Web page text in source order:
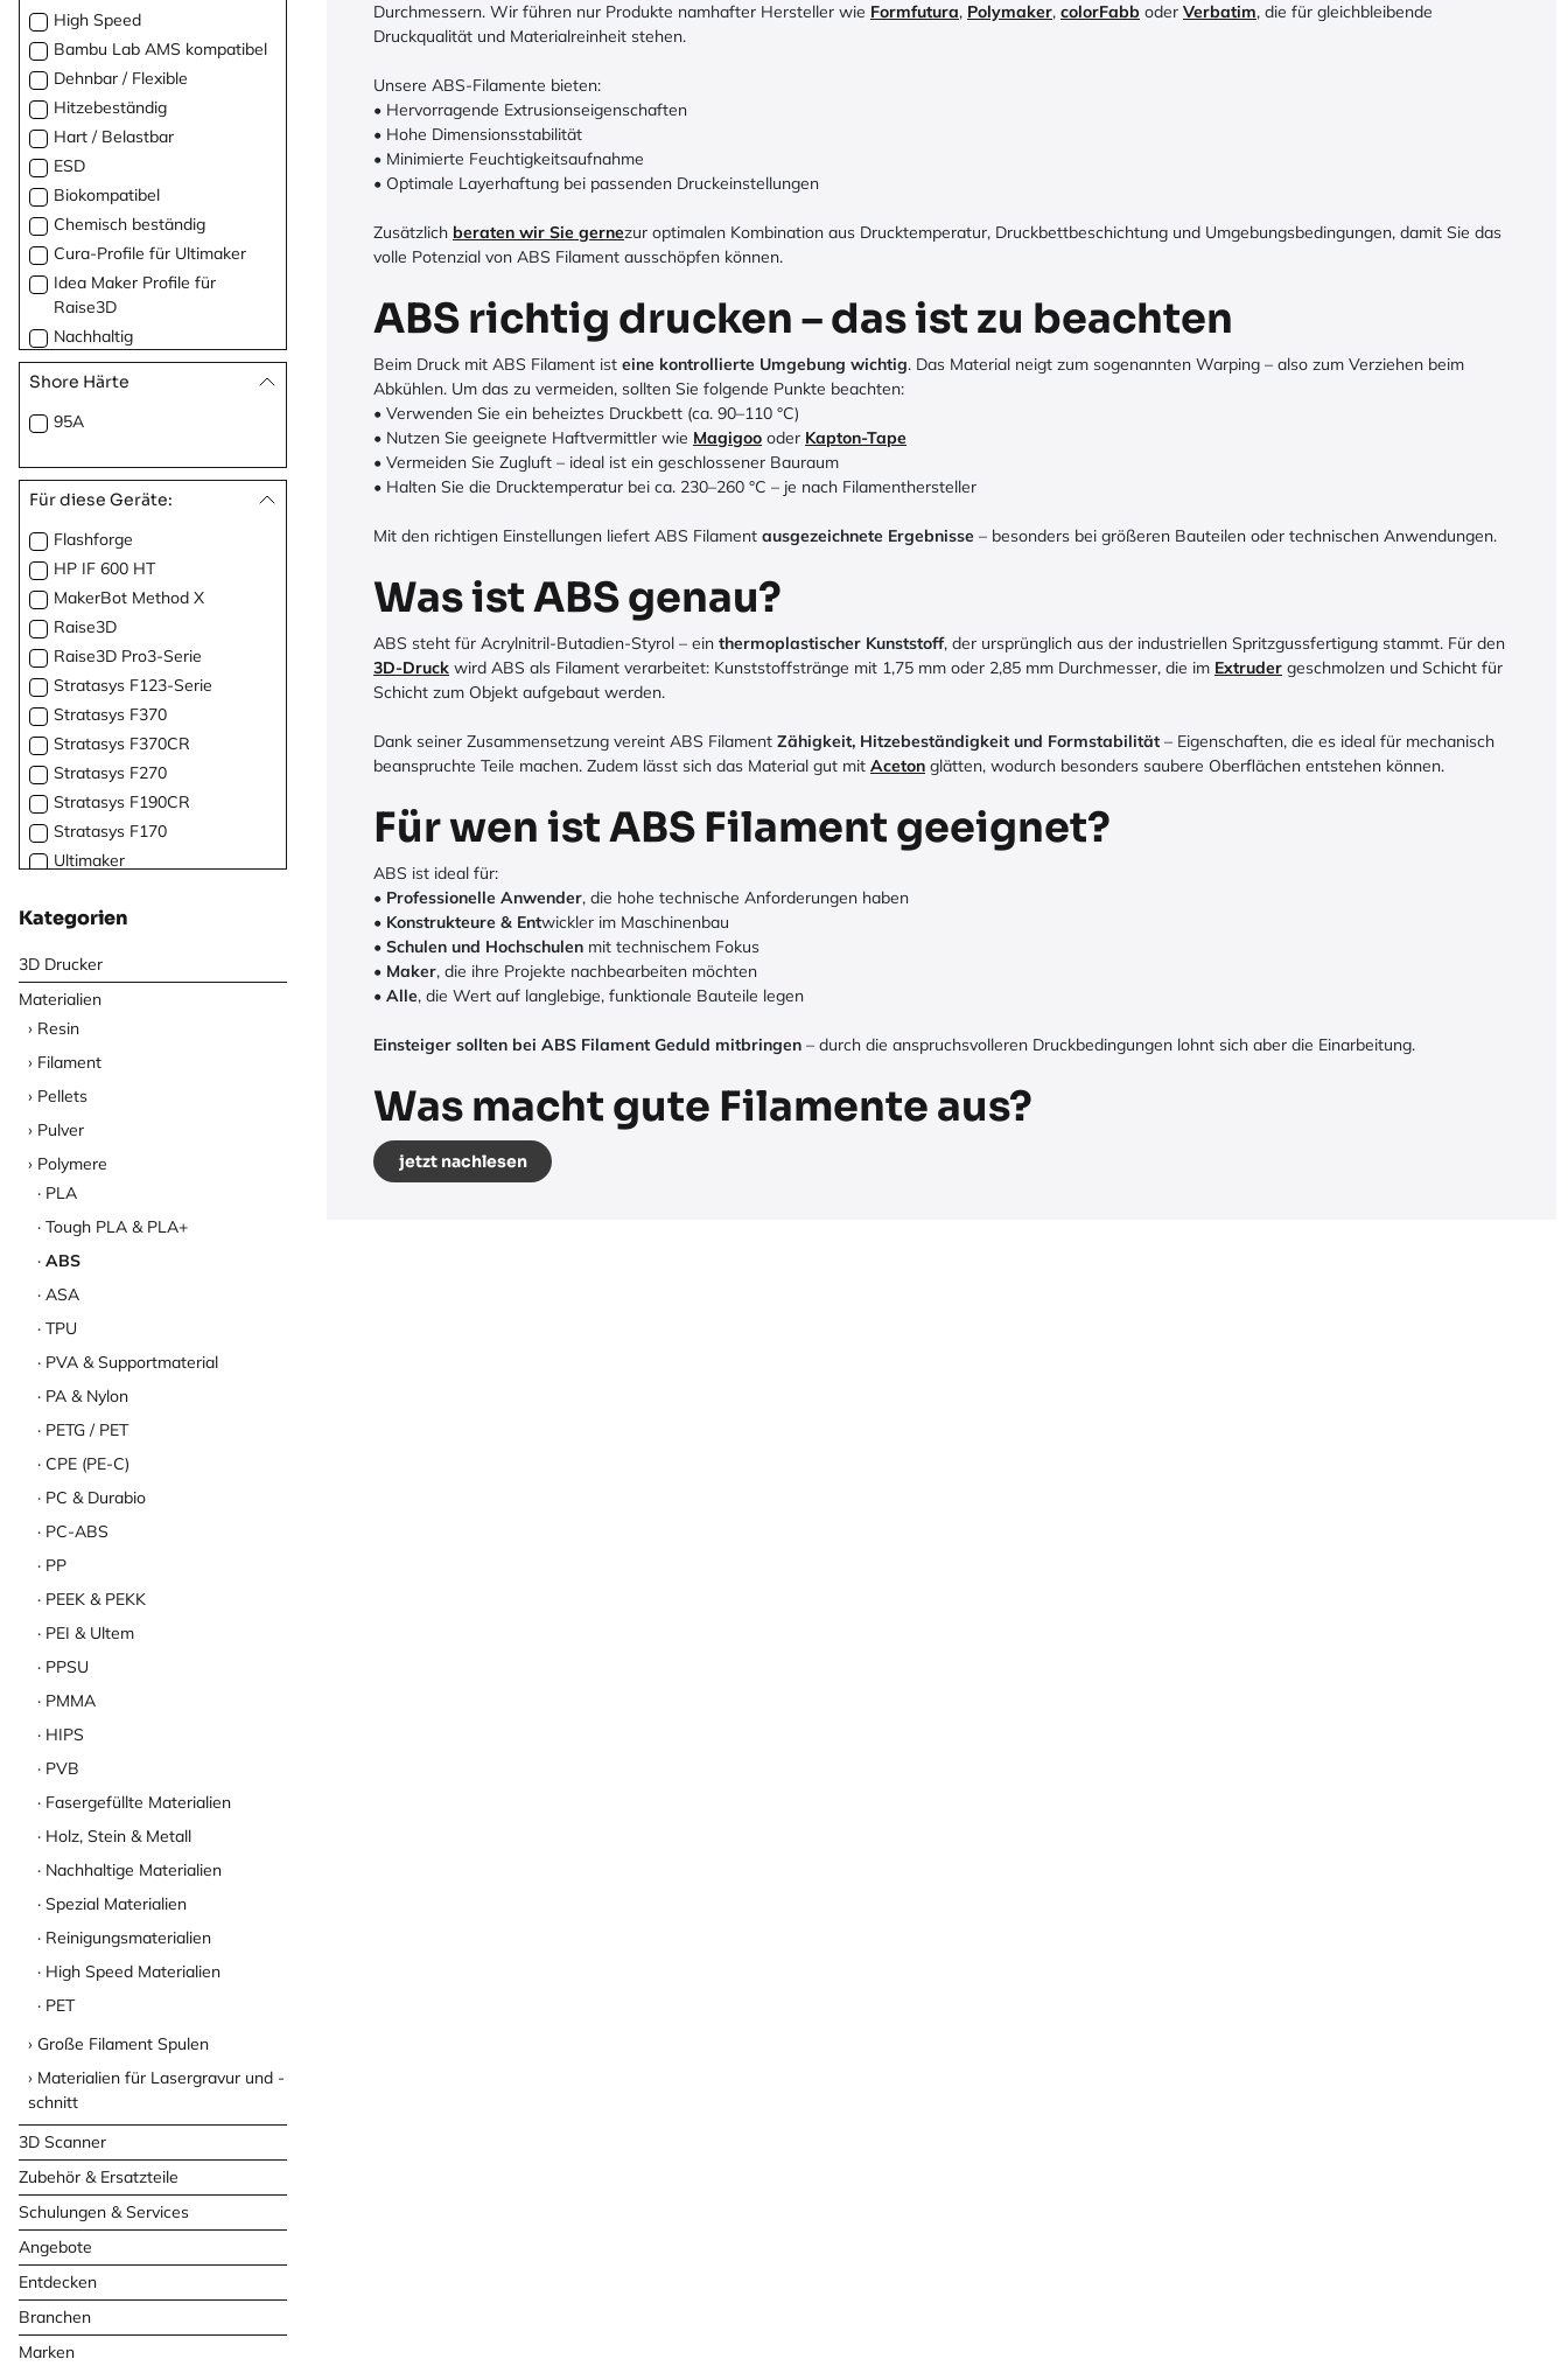
High Speed
Bambu Lab AMS kompatibel
Dehnbar / Flexible
Hitzebeständig
Hart / Belastbar
ESD
Biokompatibel
Chemisch beständig
Cura-Profile für Ultimaker
Idea Maker Profile für
Raise3D
Nachhaltig
Auf Pappspule
Dekorativ
Geruchlos
Glänzend
Shore Härte
95A
Für diese Geräte:
Flashforge
HP IF 600 HT
MakerBot Method X
Raise3D
Raise3D Pro3-Serie
Stratasys F123-Serie
Stratasys F370
Stratasys F370CR
Stratasys F270
Stratasys F190CR
Stratasys F170
Ultimaker
Kategorien
3D Drucker
Materialien
Resin
Filament
Pellets
Pulver
Polymere
PLA
Tough PLA & PLA+
ABS
ASA
TPU
PVA & Supportmaterial
PA & Nylon
PETG / PET
CPE (PE-C)
PC & Durabio
PC-ABS
PP
PEEK & PEKK
PEI & Ultem
PPSU
PMMA
HIPS
PVB
Fasergefüllte Materialien
Holz, Stein & Metall
Nachhaltige Materialien
Spezial Materialien
Reinigungsmaterialien
High Speed Materialien
PET
Große Filament Spulen
Materialien für Lasergravur und -
schnitt
3D Scanner
Zubehör & Ersatzteile
Schulungen & Services
Angebote
Entdecken
Branchen
Marken
Durchmessern. Wir führen nur Produkte namhafter Hersteller wie Formfutura, Polymaker, colorFabb oder Verbatim, die für gleichbleibende
Druckqualität und Materialreinheit stehen.
Unsere ABS-Filamente bieten:
• Hervorragende Extrusionseigenschaften
• Hohe Dimensionsstabilität
• Minimierte Feuchtigkeitsaufnahme
• Optimale Layerhaftung bei passenden Druckeinstellungen
Zusätzlich beraten wir Sie gernezur optimalen Kombination aus Drucktemperatur, Druckbettbeschichtung und Umgebungsbedingungen, damit Sie das
volle Potenzial von ABS Filament ausschöpfen können.
ABS richtig drucken – das ist zu beachten
Beim Druck mit ABS Filament ist eine kontrollierte Umgebung wichtig. Das Material neigt zum sogenannten Warping – also zum Verziehen beim
Abkühlen. Um das zu vermeiden, sollten Sie folgende Punkte beachten:
• Verwenden Sie ein beheiztes Druckbett (ca. 90–110 °C)
• Nutzen Sie geeignete Haftvermittler wie Magigoo oder Kapton-Tape
• Vermeiden Sie Zugluft – ideal ist ein geschlossener Bauraum
• Halten Sie die Drucktemperatur bei ca. 230–260 °C – je nach Filamenthersteller
Mit den richtigen Einstellungen liefert ABS Filament ausgezeichnete Ergebnisse – besonders bei größeren Bauteilen oder technischen Anwendungen.
Was ist ABS genau?
ABS steht für Acrylnitril-Butadien-Styrol – ein thermoplastischer Kunststoff, der ursprünglich aus der industriellen Spritzgussfertigung stammt. Für den
3D-Druck wird ABS als Filament verarbeitet: Kunststoffstränge mit 1,75 mm oder 2,85 mm Durchmesser, die im Extruder geschmolzen und Schicht für
Schicht zum Objekt aufgebaut werden.
Dank seiner Zusammensetzung vereint ABS Filament Zähigkeit, Hitzebeständigkeit und Formstabilität – Eigenschaften, die es ideal für mechanisch
beanspruchte Teile machen. Zudem lässt sich das Material gut mit Aceton glätten, wodurch besonders saubere Oberflächen entstehen können.
Für wen ist ABS Filament geeignet?
ABS ist ideal für:
• Professionelle Anwender, die hohe technische Anforderungen haben
• Konstrukteure & Entwickler im Maschinenbau
• Schulen und Hochschulen mit technischem Fokus
• Maker, die ihre Projekte nachbearbeiten möchten
• Alle, die Wert auf langlebige, funktionale Bauteile legen
Einsteiger sollten bei ABS Filament Geduld mitbringen – durch die anspruchsvolleren Druckbedingungen lohnt sich aber die Einarbeitung.
Was macht gute Filamente aus?
jetzt nachlesen